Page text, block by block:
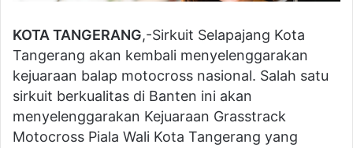
KOTA TANGERANG,-Sirkuit Selapajang Kota
Tangerang akan kembali menyelenggarakan
kejuaraan balap motocross nasional. Salah satu
sirkuit berkualitas di Banten ini akan
menyelenggarakan Kejuaraan Grasstrack
Motocross Piala Wali Kota Tangerang yang